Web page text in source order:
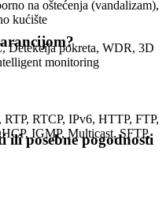
na oštećenja (vandalizam),
kućište
Detekcija pokreta, WDR, 3D
monitoring
RTCP, IPv6, HTTP, FTP,
IGMP, Multicast, SFTP,
ili posebne pogodnosti